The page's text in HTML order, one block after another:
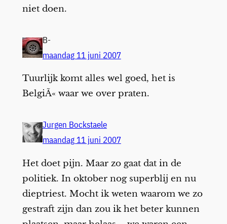
niet doen.
B-
maandag 11 juni 2007
Tuurlijk komt alles wel goed, het is
BelgiÃ« waar we over praten.
Jurgen Bockstaele
maandag 11 juni 2007
Het doet pijn. Maar zo gaat dat in de
politiek. In oktober nog superblij en nu
dieptriest. Mocht ik weten waarom we zo
gestraft zijn dan zou ik het beter kunnen